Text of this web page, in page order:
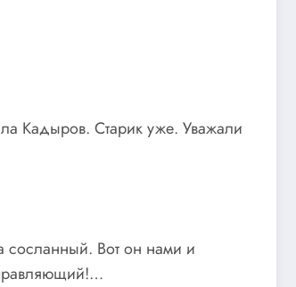
Кадыров. Старик уже. Уважали
сосланный. Вот он нами и